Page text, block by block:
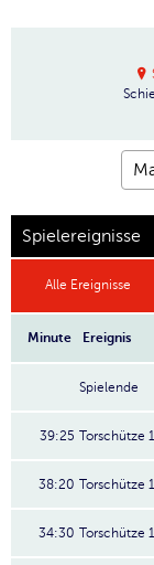
Spielereignisse
Alle Ereignisse
Minute Ereignis
Spielende
39:25 Torschütze
38:20 Torschütze
34:30 Torschütze